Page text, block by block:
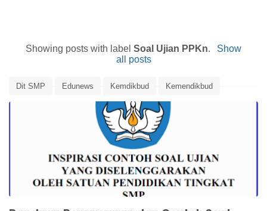
Showing posts with labelSoal Ujian PPKn.
Show
all posts
Dit SMP Edunews Kemdikbud Kemendikbud
Panduan Pembuatan Soal Ujian Panduan Penilaian
Soal Ujian PPKn Ujian Sekolah